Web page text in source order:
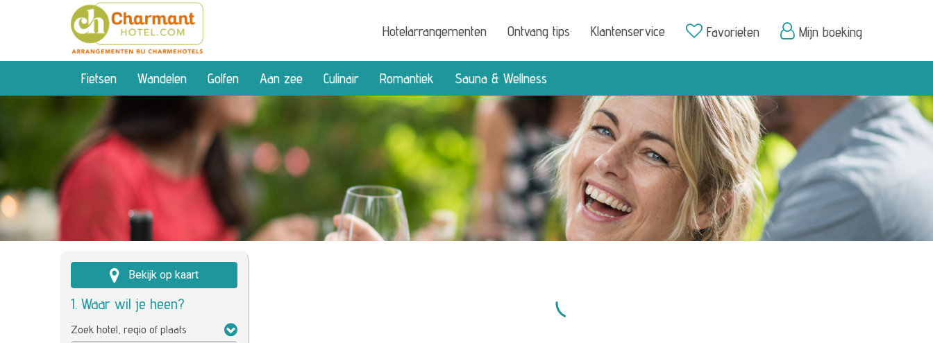
Hotelarrangementen Ontvang tips Klantenservice Favorieten Mijn boeking
Fietsen Wandelen Golfen Aan zee Culinair Romantiek Sauna & Wellness
Bekijk op kaart
1. Waar wil je heen?
Zoek hotel, regio of plaats